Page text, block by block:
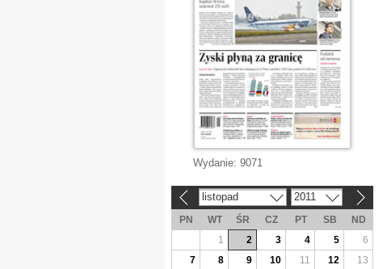
Wydanie: 9071
listopad 2011
PN WT ŚR CZ PT SB
ND
1
2 3 4 5
6
7
8 9 10 11 12
13